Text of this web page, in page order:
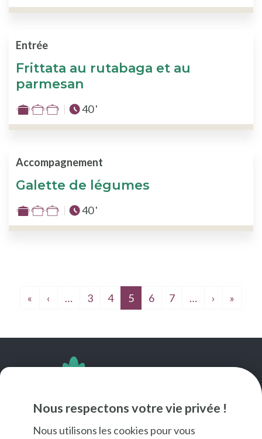
Nous respectons votre vie privée !
Nous utilisons les cookies pour vous
:
sur
Frittata au rutabaga et au
parmesan
Entrée
Difficulté
:
sur
Temps total :
40 '
Galette de légumes
Accompagnement
Difficulté
:
Temps total :
40 '
« Première page
‹ Page précédente
… 3 4 5 6 7 … › Page
»